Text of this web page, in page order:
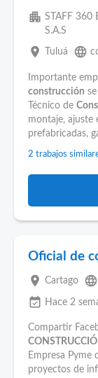
apartment STAFF 360
S.A.S
place Tuluá language
Importante
construcción
Técnico de
montaje, ajuste
prefabricadas,
2 trabajos
Oficial de
place Cartago language
event_available Hace 2
Compartir
Empresa Pyme
proyectos de